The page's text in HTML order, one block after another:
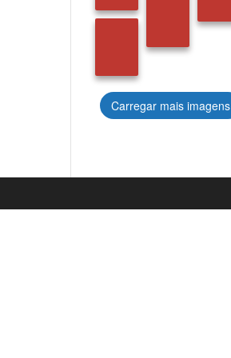
Carregar mais imagens